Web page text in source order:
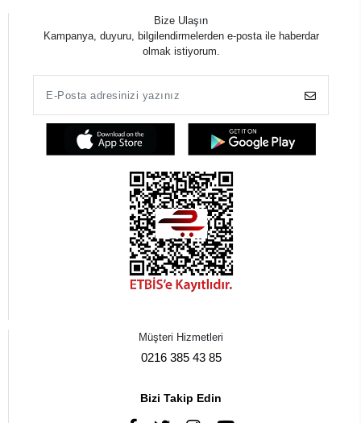
Bize Ulaşın
Kampanya, duyuru, bilgilendirmelerden e-posta ile haberdar
olmak istiyorum.
Müşteri Hizmetleri
0216 385 43 85
Bizi Takip Edin